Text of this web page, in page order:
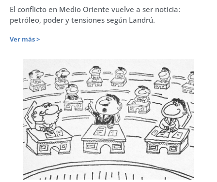
El conflicto en Medio Oriente vuelve a ser noticia:
petróleo, poder y tensiones según Landrú.
Ver más >